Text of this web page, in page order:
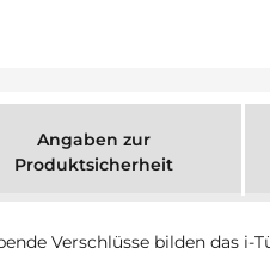
Angaben zur
Produktsicherheit
Verschlüsse bilden das